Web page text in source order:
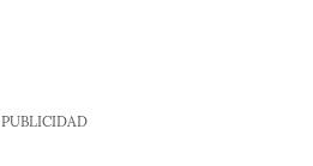
PUBLICIDAD